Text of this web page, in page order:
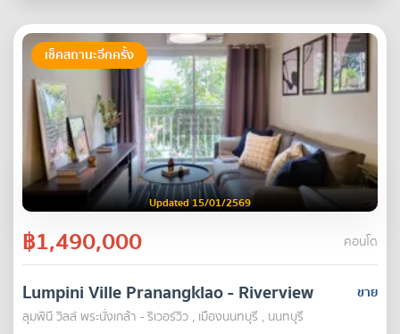
เช็คสถานะอีกครั้ง
Updated 15/01/2569
฿1,490,000 คอนโด
ขาย
Lumpini Ville Pranangklao - Riverview
ลุมพินี วิลล์ พระนั่งเกล้า - ริเวอร์วิว , เมืองนนทบุรี , นนทบุรี